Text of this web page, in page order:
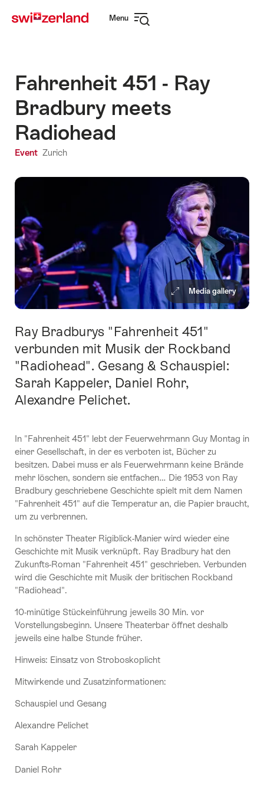
navigation
Menu
Fahrenheit 451 - Ray
Bradbury meets
Radiohead
Event Zurich
Media gallery
Intro
Ray Bradburys "Fahrenheit 451"
verbunden mit Musik der Rockband
"Radiohead". Gesang & Schauspiel:
Sarah Kappeler, Daniel Rohr,
Alexandre Pelichet.
In "Fahrenheit 451" lebt der Feuerwehrmann Guy Montag in
einer Gesellschaft, in der es verboten ist, Bücher zu
besitzen. Dabei muss er als Feuerwehrmann keine Brände
mehr löschen, sondern sie entfachen… Die 1953 von Ray
Bradbury geschriebene Geschichte spielt mit dem Namen
"Fahrenheit 451" auf die Temperatur an, die Papier braucht,
um zu verbrennen.
In schönster Theater Rigiblick-Manier wird wieder eine
Geschichte mit Musik verknüpft. Ray Bradbury hat den
Zukunfts-Roman "Fahrenheit 451" geschrieben. Verbunden
wird die Geschichte mit Musik der britischen Rockband
"Radiohead".
10-minütige Stückeinführung jeweils 30 Min. vor
Vorstellungsbeginn. Unsere Theaterbar öffnet deshalb
jeweils eine halbe Stunde früher.
Hinweis: Einsatz von Stroboskoplicht
Mitwirkende und Zusatzinformationen:
Schauspiel und Gesang
Alexandre Pelichet
Sarah Kappeler
Daniel Rohr